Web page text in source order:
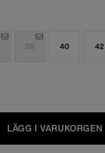
38 40 42
LÄGG I VARUKORGEN